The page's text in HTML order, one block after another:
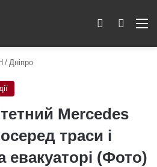
Пошук
Switch skin
/ Дніпро
Mercedes
траси і
евакуаторі (Фото)